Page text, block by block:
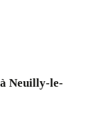
Neuilly-le-